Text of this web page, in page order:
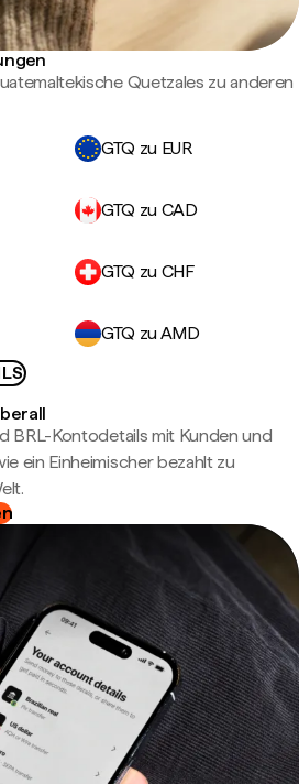
Quetzales zu anderen
GTQ zu EUR
GTQ zu CAD
GTQ zu CHF
GTQ zu AMD
BRL-Kontodetails mit Kunden und
ein Einheimischer bezahlt zu